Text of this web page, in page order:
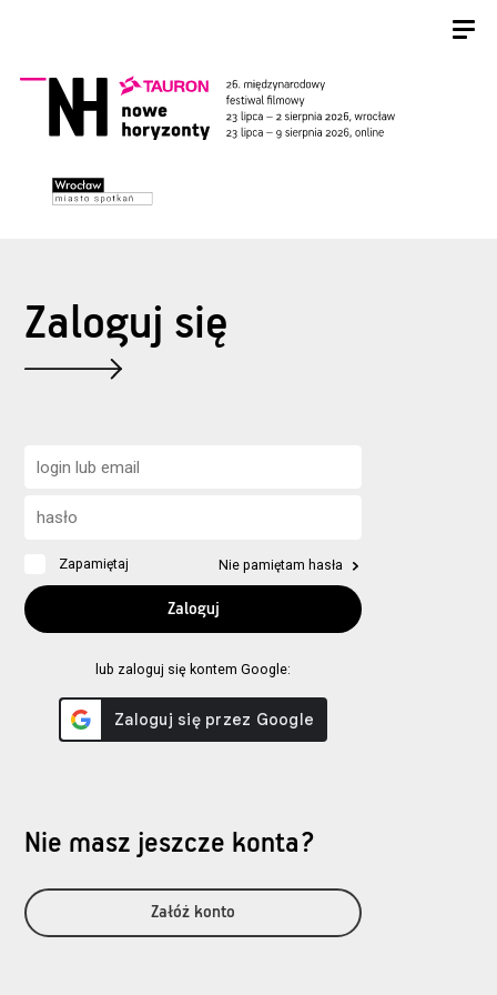
Zaloguj się
Zapamiętaj Nie pamiętam hasła
lub zaloguj się kontem Google:
Nie masz jeszcze konta?
Załóż konto